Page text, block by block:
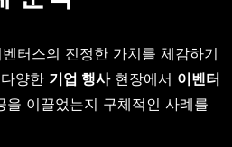
터스의 진정한 가치를 체감하기
양한 기업 행사현장에서 이벤터
을 이끌었는지 구체적인 사례를